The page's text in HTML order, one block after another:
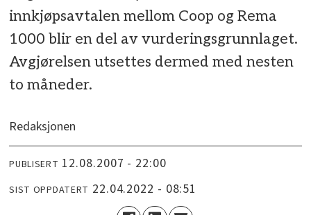
innkjøpsavtalen mellom Coop og Rema
1000 blir en del av vurderingsgrunnlaget.
Avgjørelsen utsettes dermed med nesten
to måneder.
Redaksjonen
PUBLISERT 12.08.2007 - 22:00
SIST OPPDATERT 22.04.2022 - 08:51